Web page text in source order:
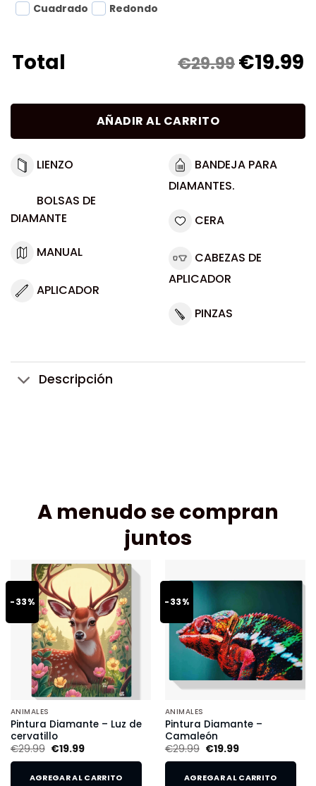
Cuadrado
Redondo
Total €29.99€19.99
AÑADIR AL CARRITO
LIENZO
BOLSAS DE
DIAMANTE
MANUAL
APLICADOR
BANDEJA PARA
DIAMANTES.
CERA
CABEZAS DE
APLICADOR
PINZAS
Descripción
A menudo se compran
juntos
-33%
ANIMALES
Pintura Diamante – Luz de
cervatillo
€29.99 €19.99
AGREGAR AL CARRITO
-33%
ANIMALES
Pintura Diamante –
Camaleón
€29.99 €19.99
AGREGAR AL CARRITO